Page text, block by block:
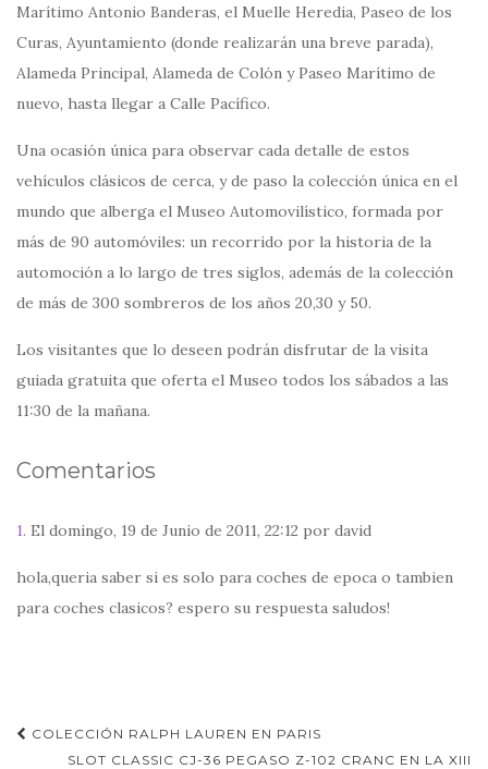
Marítimo Antonio Banderas, el Muelle Heredia, Paseo de los
Curas, Ayuntamiento (donde realizarán una breve parada),
Alameda Principal, Alameda de Colón y Paseo Marítimo de
nuevo, hasta llegar a Calle Pacífico.
Una ocasión única para observar cada detalle de estos
vehículos clásicos de cerca, y de paso la colección única en el
mundo que alberga el Museo Automovilístico, formada por
más de 90 automóviles: un recorrido por la historia de la
automoción a lo largo de tres siglos, además de la colección
de más de 300 sombreros de los años 20,30 y 50.
Los visitantes que lo deseen podrán disfrutar de la visita
guiada gratuita que oferta el Museo todos los sábados a las
11:30 de la mañana.
Comentarios
1. El domingo, 19 de Junio de 2011, 22:12 por david
hola,queria saber si es solo para coches de epoca o tambien
para coches clasicos? espero su respuesta saludos!
Navegación
COLECCIÓN RALPH LAUREN EN PARIS
SLOT CLASSIC CJ-36 PEGASO Z-102 CRANC EN LA XIII